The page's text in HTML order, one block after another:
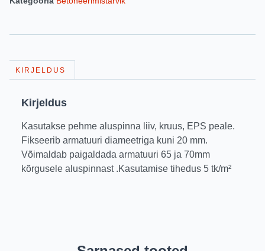
KIRJELDUS
Kirjeldus
Kasutakse pehme aluspinna liiv, kruus, EPS peale.
Fikseerib armatuuri diameetriga kuni 20 mm.
Võimaldab paigaldada armatuuri 65 ja 70mm
kõrgusele aluspinnast .Kasutamise tihedus 5 tk/m²